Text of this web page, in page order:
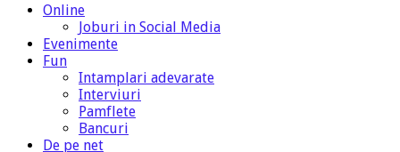
Online
Joburi in Social Media
Evenimente
Fun
Intamplari adevarate
Interviuri
Pamflete
Bancuri
De pe net